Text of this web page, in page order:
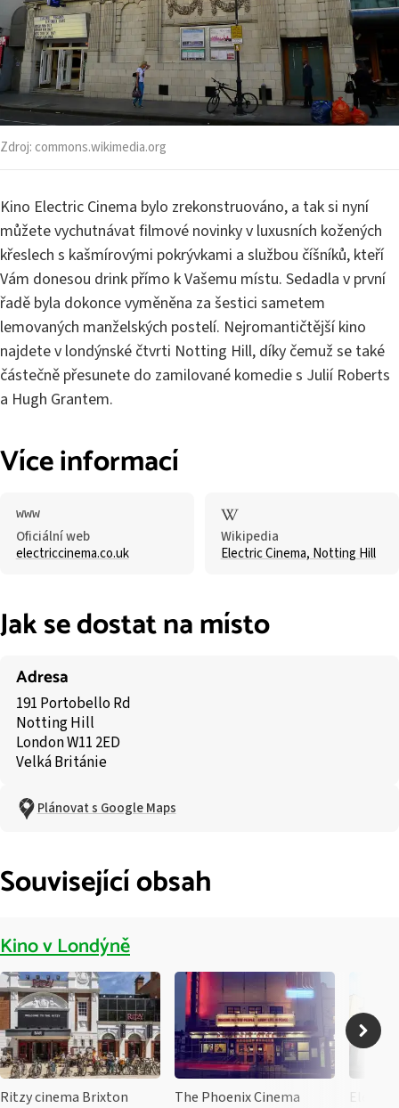
Zdroj: commons.wikimedia.org
Kino Electric Cinema bylo zrekonstruováno, a tak si nyní
můžete vychutnávat filmové novinky v luxusních kožených
křeslech s kašmírovými pokrývkami a službou číšníků, kteří
Vám donesou drink přímo k Vašemu místu. Sedadla v první
řadě byla dokonce vyměněna za šestici sametem
lemovaných manželských postelí. Nejromantičtější kino
najdete v londýnské čtvrti Notting Hill, díky čemuž se také
částečně přesunete do zamilované komedie s Julií Roberts
a Hugh Grantem.
Více informací
Oficiální web
electriccinema.co.uk
Wikipedia
Electric Cinema, Notting Hill
Jak se dostat na místo
Adresa
191 Portobello Rd
Notting Hill
London W11 2ED
Velká Británie
Plánovat s Google Maps
Související obsah
Kino v Londýně
Ritzy cinema Brixton The Phoenix Cinema